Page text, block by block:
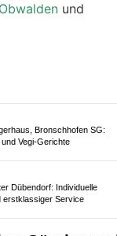
überhöhter
19- und einen
Bronschhofen SG: